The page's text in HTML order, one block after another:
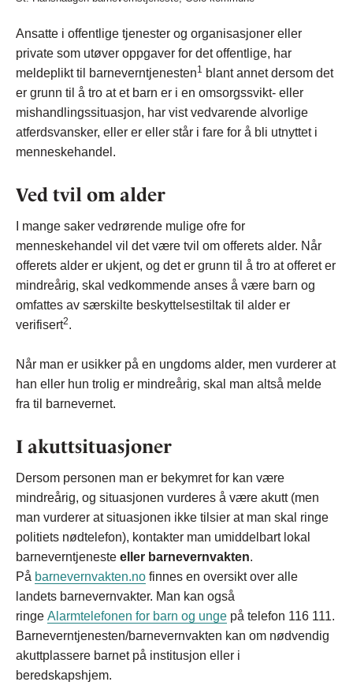
Ansatte i offentlige tjenester og organisasjoner eller
private som utøver oppgaver for det offentlige, har
meldeplikt til barneverntjenesten1
blant annet dersom det
er grunn til å tro at et barn er i en omsorgssvikt- eller
mishandlingssituasjon, har vist vedvarende alvorlige
atferdsvansker, eller er eller står i fare for å bli utnyttet i
menneskehandel.
Ved tvil om alder
I mange saker vedrørende mulige ofre for
menneskehandel vil det være tvil om offerets alder. Når
offerets alder er ukjent, og det er grunn til å tro at offeret er
mindreårig, skal vedkommende anses å være barn og
omfattes av særskilte beskyttelsestiltak til alder er
verifisert2.
Når man er usikker på en ungdoms alder, men vurderer at
han eller hun trolig er mindreårig, skal man altså melde
fra til barnevernet.
I akuttsituasjoner
Dersom personen man er bekymret for kan være
mindreårig, og situasjonen vurderes å være akutt (men
man vurderer at situasjonen ikke tilsier at man skal ringe
politiets nødtelefon), kontakter man umiddelbart lokal
barneverntjeneste eller barnevernvakten.
På barnevernvakten.no finnes en oversikt over alle
landets barnevernvakter. Man kan også
ringe Alarmtelefonen for barn og unge på telefon 116 111.
Barneverntjenesten/barnevernvakten kan om nødvendig
akuttplassere barnet på institusjon eller i
beredskapshjem.